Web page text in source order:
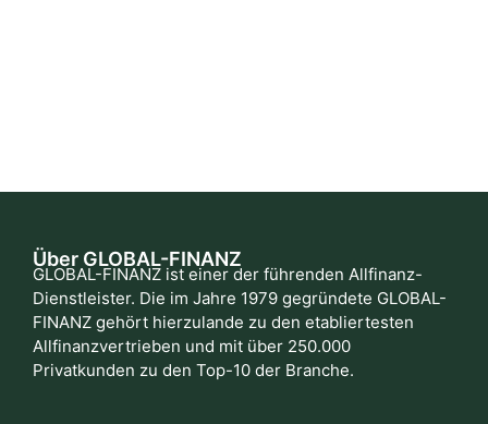
Über GLOBAL-FINANZ
GLOBAL-FINANZ ist einer der führenden Allfinanz-
Dienstleister. Die im Jahre 1979 gegründete GLOBAL-
FINANZ gehört hierzulande zu den etabliertesten
Allfinanzvertrieben und mit über 250.000
Privatkunden zu den Top-10 der Branche.